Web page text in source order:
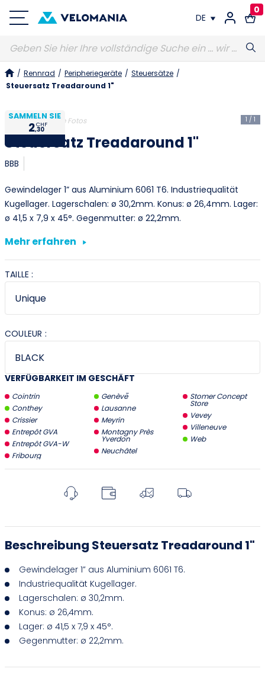
DE
FR
0
/ Rennrad / Peripheriegeräte / Steuersätze /
Steuersatz Treadaround 1"
SAMMELN SIE
2,30
CHF
1 / 1
Nicht vertragliche Fotos
Steuersatz Treadaround 1"
BBB
Gewindelager 1” aus Aluminium 6061 T6. Industriequalität
Kugellager. Lagerschalen: ø 30,2mm. Konus: ø 26,4mm. Lager:
ø 41,5 x 7,9 x 45°. Gegenmutter: ø 22,2mm.
Mehr erfahren
TAILLE :
COULEUR :
VERFÜGBARKEIT IM GESCHÄFT
Cointrin
Conthey
Crissier
Entrepôt GVA
Entrepôt GVA-W
Fribourg
Genève
Lausanne
Meyrin
Montagny Près
Yverdon
Neuchâtel
Stomer Concept
Store
Vevey
Villeneuve
Web
Beschreibung Steuersatz Treadaround 1"
Gewindelager 1” aus Aluminium 6061 T6.
Industriequalität Kugellager.
Lagerschalen: ø 30,2mm.
Konus: ø 26,4mm.
Lager: ø 41,5 x 7,9 x 45°.
Gegenmutter: ø 22,2mm.